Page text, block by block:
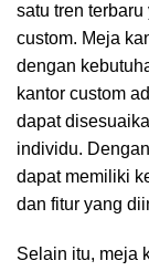
satu tren
custom. Meja
dengan
kantor custom
dapat
individu.
dapat memiliki
dan fitur yang
Selain itu, meja